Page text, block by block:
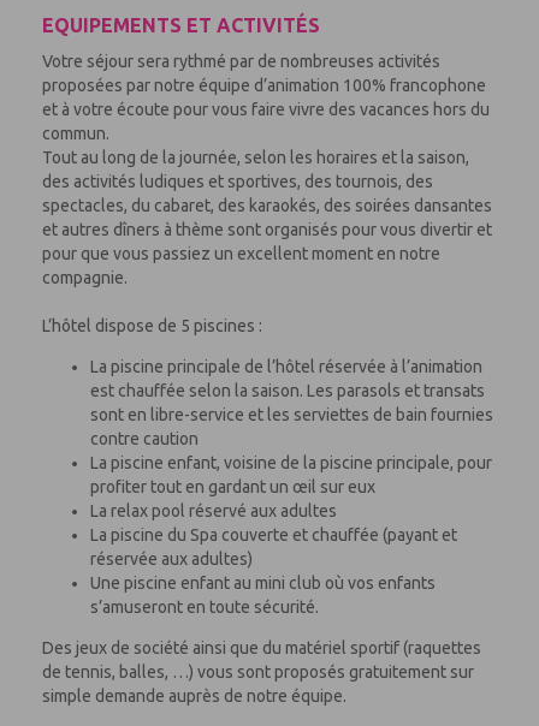
EQUIPEMENTS ET ACTIVITÉS
Votre séjour sera rythmé par de nombreuses activités
proposées par notre équipe d’animation 100% francophone
et à votre écoute pour vous faire vivre des vacances hors du
commun.
Tout au long de la journée, selon les horaires et la saison,
des activités ludiques et sportives, des tournois, des
spectacles, du cabaret, des karaokés, des soirées dansantes
et autres dîners à thème sont organisés pour vous divertir et
pour que vous passiez un excellent moment en notre
compagnie.
L’hôtel dispose de 5 piscines :
La piscine principale de l’hôtel réservée à l’animation
est chauffée selon la saison. Les parasols et transats
sont en libre-service et les serviettes de bain fournies
contre caution
La piscine enfant, voisine de la piscine principale, pour
profiter tout en gardant un œil sur eux
La relax pool réservé aux adultes
La piscine du Spa couverte et chauffée (payant et
réservée aux adultes)
Une piscine enfant au mini club où vos enfants
s’amuseront en toute sécurité.
Des jeux de société ainsi que du matériel sportif (raquettes
de tennis, balles, …) vous sont proposés gratuitement sur
simple demande auprès de notre équipe.